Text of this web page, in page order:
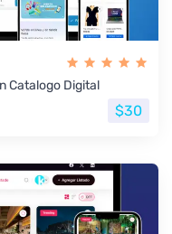
Catalogo Digital
$30